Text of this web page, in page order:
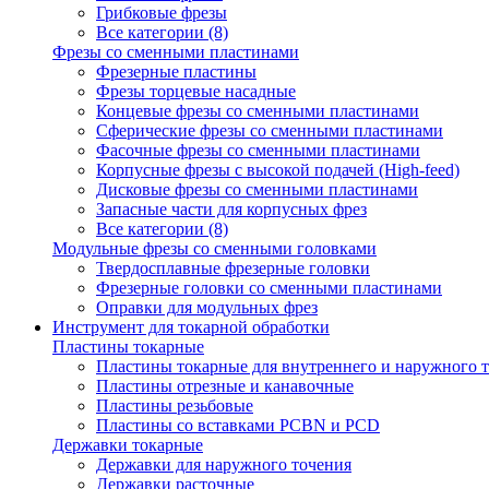
Грибковые фрезы
Все категории (8)
Фрезы со сменными пластинами
Фрезерные пластины
Фрезы торцевые насадные
Концевые фрезы со сменными пластинами
Сферические фрезы со сменными пластинами
Фасочные фрезы со сменными пластинами
Корпусные фрезы с высокой подачей (High-feed)
Дисковые фрезы со сменными пластинами
Запасные части для корпусных фрез
Все категории (8)
Модульные фрезы со сменными головками
Твердосплавные фрезерные головки
Фрезерные головки со сменными пластинами
Оправки для модульных фрез
Инструмент для токарной обработки
Пластины токарные
Пластины токарные для внутреннего и наружного
Пластины отрезные и канавочные
Пластины резьбовые
Пластины со вставками PCBN и PCD
Державки токарные
Державки для наружного точения
Державки расточные